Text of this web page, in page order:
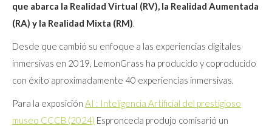
que abarca la Realidad Virtual (RV), la Realidad Aumentada
(RA) y la Realidad Mixta (RM).
Desde que cambió su enfoque a las experiencias digitales
inmersivas en 2019, LemonGrass ha producido y coproducido
con éxito aproximadamente 40 experiencias inmersivas.
Para la exposición AI : Inteligencia Artificial del prestigioso
museo CCCB (2024) Espronceda produjo comisarió un